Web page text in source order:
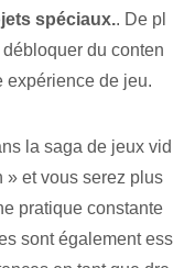
spéciaux.. De pl
du conten
expérience de jeu.
la saga de jeux vid
» et vous serez plus
pratique constante
sont également ess